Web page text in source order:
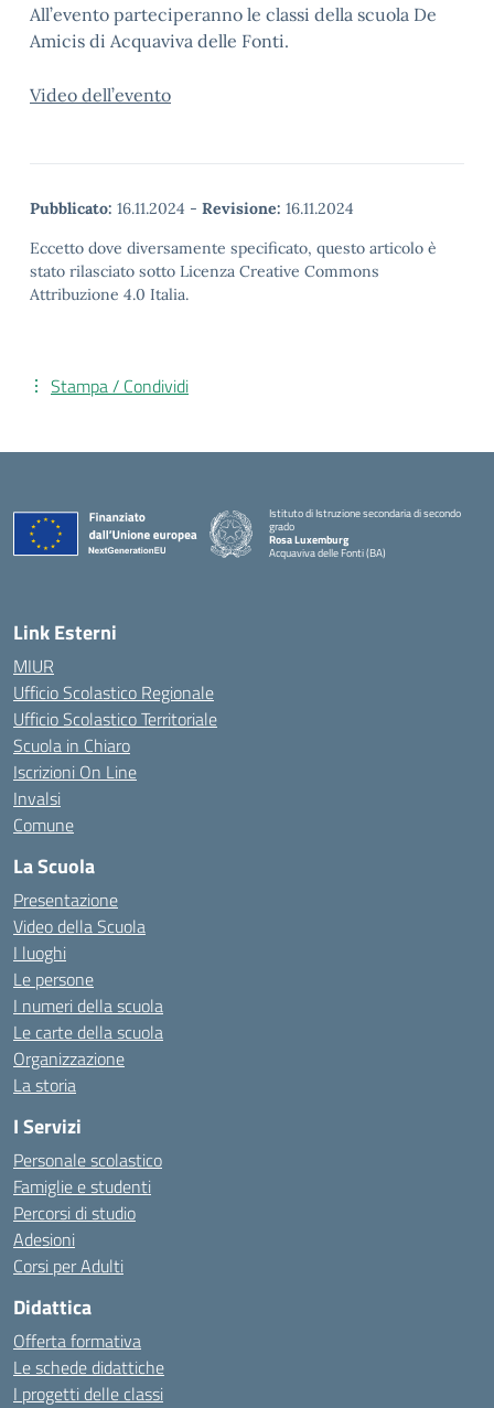
All’evento parteciperanno le classi della scuola De
Amicis di Acquaviva delle Fonti.
Video dell’evento
Pubblicato: 16.11.2024 - Revisione: 16.11.2024
Eccetto dove diversamente specificato, questo articolo è
stato rilasciato sotto Licenza Creative Commons
Attribuzione 4.0 Italia.
Stampa / Condividi
Istituto di Istruzione secondaria di secondo
grado
Rosa Luxemburg
Acquaviva delle Fonti (BA)
Link Esterni
MIUR
Ufficio Scolastico Regionale
Ufficio Scolastico Territoriale
Scuola in Chiaro
Iscrizioni On Line
Invalsi
Comune
La Scuola
Presentazione
Video della Scuola
I luoghi
Le persone
I numeri della scuola
Le carte della scuola
Organizzazione
La storia
I Servizi
Personale scolastico
Famiglie e studenti
Percorsi di studio
Adesioni
Corsi per Adulti
Didattica
Offerta formativa
Le schede didattiche
I progetti delle classi